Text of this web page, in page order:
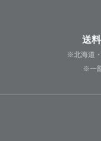
送
※北海道
※一